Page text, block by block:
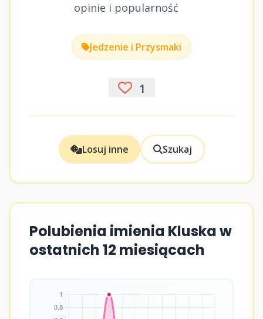
opinie i popularność
Jedzenie i Przysmaki
1
Losuj inne Szukaj
Polubienia imienia Kluska w
ostatnich 12 miesiącach